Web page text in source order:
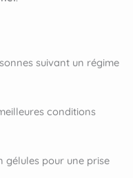
suivant un régime
conditions
gélules pour une prise